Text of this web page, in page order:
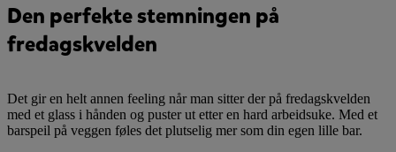
Den perfekte stemningen på
fredagskvelden
Det gir en helt annen feeling når man sitter der på fredagskvelden
med et glass i hånden og puster ut etter en hard arbeidsuke. Med et
barspeil på veggen føles det plutselig mer som din egen lille bar.